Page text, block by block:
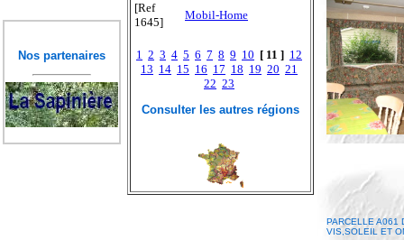
Nos partenaires
[Ref
1645]
Mobil-Home
1 2 3 4 5 6 7 8 9 10 [ 11 ] 12
13 14 15 16 17 18 19 20 21
22 23
Consulter les autres régions
PARCELLE A061
VIS,SOLEIL ET